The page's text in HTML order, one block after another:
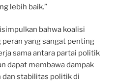
lebih baik.”
bahwa koalisi
yang sangat penting
sama antara partai politik
dapat membawa dampak
stabilitas politik di